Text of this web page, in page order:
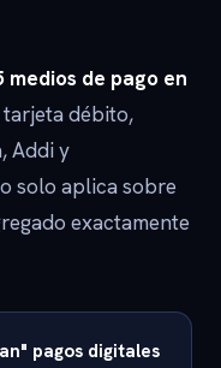
medios de pago en
tarjeta débito,
Addi y
solo aplica sobre
exactamente
pagos digitales